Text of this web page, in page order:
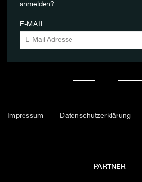
anmelden?
E-MAIL
Impressum Datenschutzerklärung
PARTNER